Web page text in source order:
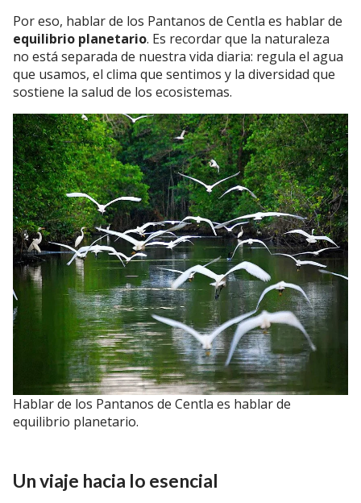
Por eso, hablar de los Pantanos de Centla es hablar de
equilibrio planetario. Es recordar que la naturaleza
no está separada de nuestra vida diaria: regula el agua
que usamos, el clima que sentimos y la diversidad que
sostiene la salud de los ecosistemas.
Hablar de los Pantanos de Centla es hablar de
equilibrio planetario.
Un viaje hacia lo esencial